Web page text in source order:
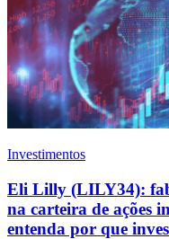
Investimentos
Eli Lilly (LILY34):
na carteira de ações
entenda por que